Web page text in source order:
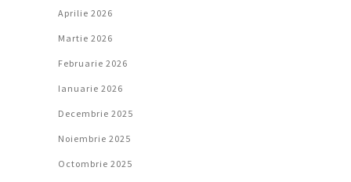
Aprilie 2026
Martie 2026
Februarie 2026
Ianuarie 2026
Decembrie 2025
Noiembrie 2025
Octombrie 2025